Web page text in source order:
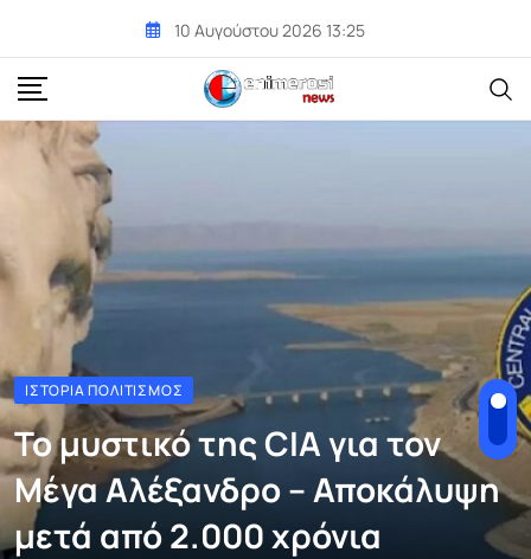
content
10 Αυγούστου 2026 13:25
ΙΣΤΟΡΊΑ ΠΟΛΙΤΙΣΜΌΣ
Το μυστικό της CIA για τον
Μέγα Αλέξανδρο – Αποκάλυψη
μετά από 2.000 χρόνια